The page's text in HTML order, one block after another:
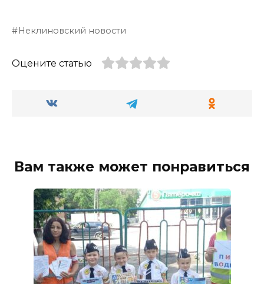
Неклиновский новости
Оцените статью
Вам также может понравиться